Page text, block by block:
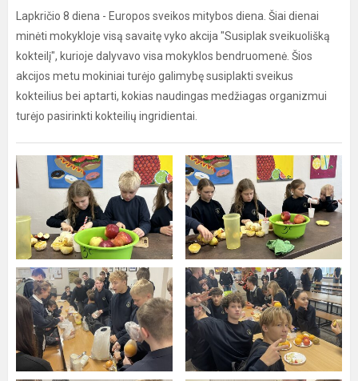
Lapkričio 8 diena - Europos sveikos mitybos diena. Šiai dienai
minėti mokykloje visą savaitę vyko akcija "Susiplak sveikuolišką
kokteilį", kurioje dalyvavo visa mokyklos bendruomenė. Šios
akcijos metu mokiniai turėjo galimybę susiplakti sveikus
kokteilius bei aptarti, kokias naudingas medžiagas organizmui
turėjo pasirinkti kokteilių ingridientai.